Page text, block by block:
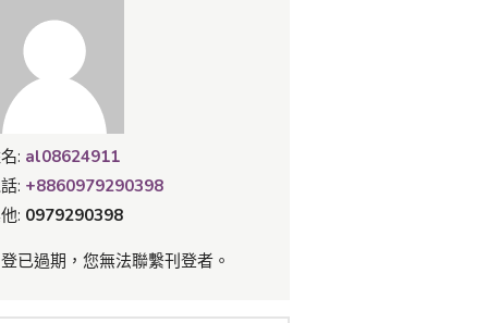
: al08624911
: +8860979290398
: 0979290398
已過期，您無法聯繫刊登者。